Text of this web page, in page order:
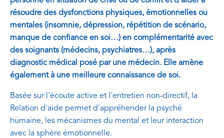
résoudre des dysfonctions physiques, émotionnelles ou
mentales (insomnie, dépression, répétition de scénario,
manque de confiance en soi…) en complémentarité avec
des soignants (médecins, psychiatres…), après
diagnostic médical posé par une médecin. Elle amène
également à une meilleure connaissance de soi.
Basée sur l'écoute active et l'entretien non-directif, la
Relation d'aide permet d'appréhender la psyché
humaine, les mécanismes du mental et leur interaction
avec la sphère émotionnelle.